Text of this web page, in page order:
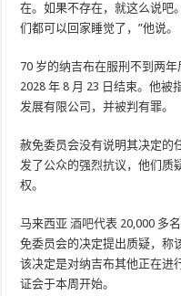
在。如果不存在，就这么说
们都可以回家睡觉了，”他说。
70 岁的纳吉布在服刑不到两
2028 年 8 月 23 日结束。他
发展有限公司，并被判有罪。
赦免委员会没有说明其决定的
发了公众的强烈抗议，他们质
权。
马来西亚酒吧代表 20,000 多
免委员会的决定提出质疑，称
该决定是对纳吉布其他正在进
证会于本周开始。